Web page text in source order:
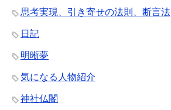
思考実現、引き寄せの法則、断言法
日記
明晰夢
気になる人物紹介
神社仏閣